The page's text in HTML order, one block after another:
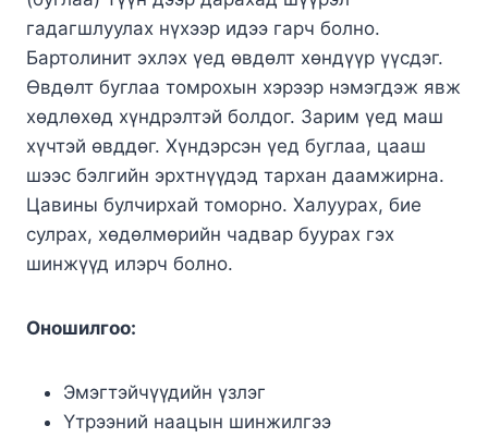
гадагшлуулах нүхээр идээ гарч болно.
Бартолинит эхлэх үед өвдөлт хөндүүр үүсдэг.
Өвдөлт буглаа томрохын хэрээр нэмэгдэж явж
хөдлөхөд хүндрэлтэй болдог. Зарим үед маш
хүчтэй өвддөг. Хүндэрсэн үед буглаа, цааш
шээс бэлгийн эрхтнүүдэд тархан даамжирна.
Цавины булчирхай томорно. Халуурах, бие
сулрах, хөдөлмөрийн чадвар буурах гэх
шинжүүд илэрч болно.
Оношилгоо:
Эмэгтэйчүүдийн үзлэг
Үтрээний наацын шинжилгээ